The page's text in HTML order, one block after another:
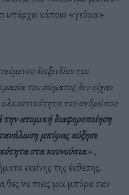
υπάρχει κάποιο «γεύμα»
διοξειδίου του
του σώματος δεν είχαν
του ανθρώπου
ατομική διαφοροποίηση
μπύρας αύξησε
στα κουνούπια»,
εκείνης της έκθεσης.
να πιεις μια μπύρα σαν